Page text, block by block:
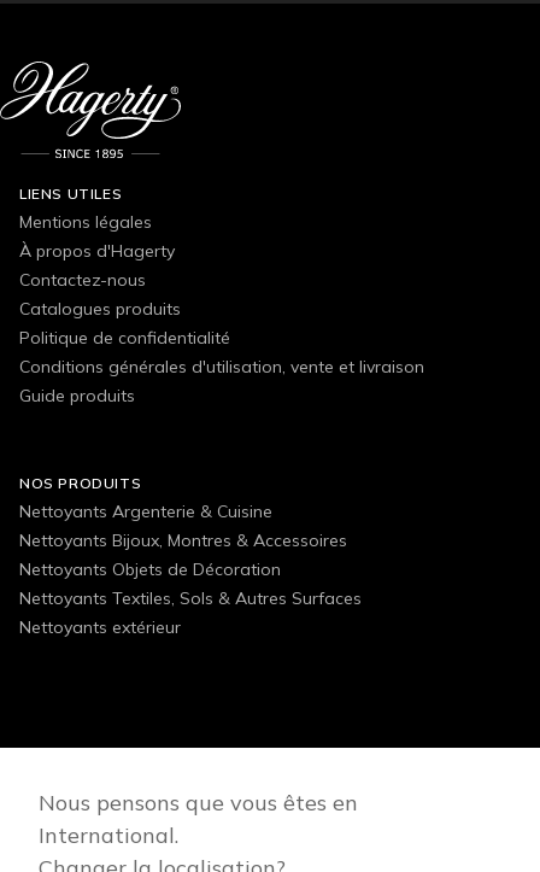
LIENS UTILES
Mentions légales
À propos d'Hagerty
Contactez-nous
Catalogues produits
Politique de confidentialité
Conditions générales d'utilisation, vente et livraison
Guide produits
NOS PRODUITS
Nettoyants Argenterie & Cuisine
Nettoyants Bijoux, Montres & Accessoires
Nettoyants Objets de Décoration
Nettoyants Textiles, Sols & Autres Surfaces
Nettoyants extérieur
FOLLOW US
Nous pensons que vous êtes en
International.